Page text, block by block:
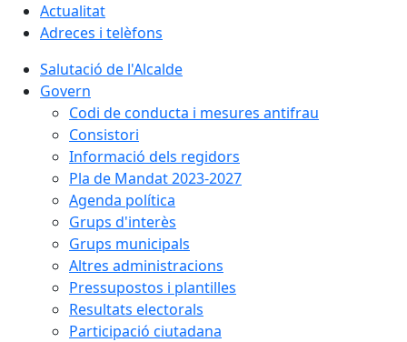
Actualitat
Adreces i telèfons
Salutació de l'Alcalde
Govern
Codi de conducta i mesures antifrau
Consistori
Informació dels regidors
Pla de Mandat 2023-2027
Agenda política
Grups d'interès
Grups municipals
Altres administracions
Pressupostos i plantilles
Resultats electorals
Participació ciutadana